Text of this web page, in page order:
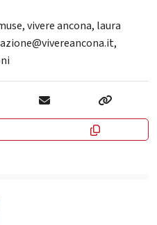
,vivere ancona, laura
,